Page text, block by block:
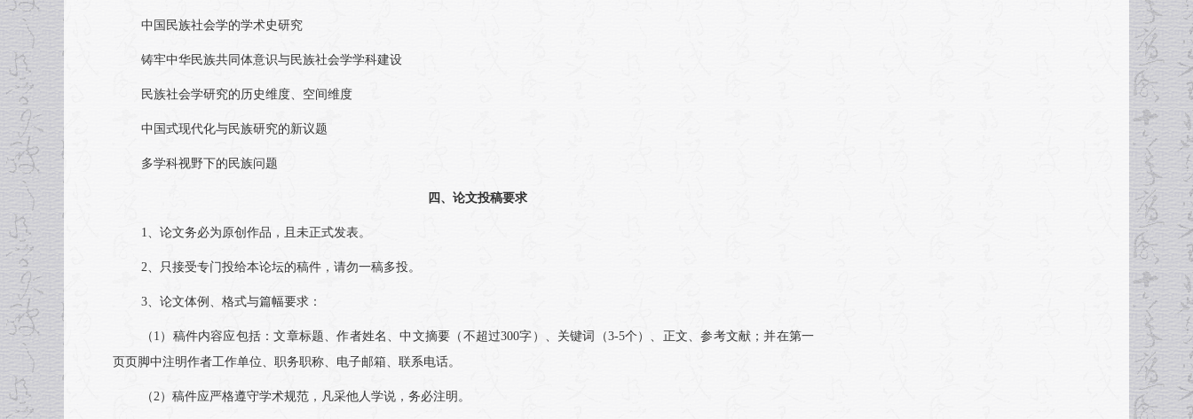
中国民族社会学的学术史研究
铸牢中华民族共同体意识与民族社会学学科建设
民族社会学研究的历史维度、空间维度
中国式现代化与民族研究的新议题
多学科视野下的民族问题
四、论文投稿要求
1、论文务必为原创作品，且未正式发表。
2、只接受专门投给本论坛的稿件，请勿一稿多投。
3、论文体例、格式与篇幅要求：
（1）稿件内容应包括：文章标题、作者姓名、中文摘要（不超过300字）、关键词（3-5个）、正文、参考文献；并在第一
页页脚中注明作者工作单位、职务职称、电子邮箱、联系电话。
（2）稿件应严格遵守学术规范，凡采他人学说，务必注明。